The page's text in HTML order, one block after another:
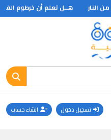
النار هــل تعلم أن خرطوم
تسجيل دخول انشاء حساب